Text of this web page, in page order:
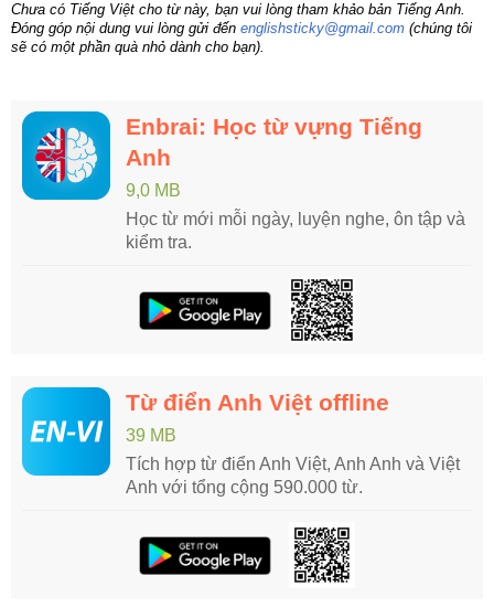
Chưa có Tiếng Việt cho từ này, bạn vui lòng tham khảo bản Tiếng Anh.
Đóng góp nội dung vui lòng gửi đến englishsticky@gmail.com (chúng tôi
sẽ có một phần quà nhỏ dành cho bạn).
Enbrai: Học từ vựng Tiếng
Anh
9,0 MB
Học từ mới mỗi ngày, luyện nghe, ôn tập và
kiểm tra.
Từ điển Anh Việt offline
39 MB
Tích hợp từ điển Anh Việt, Anh Anh và Việt
Anh với tổng cộng 590.000 từ.